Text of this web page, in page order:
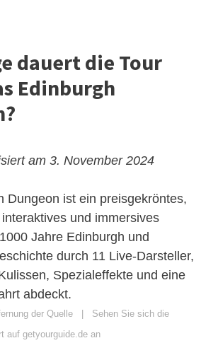
dauert die Tour
Edinburgh
am 3. November 2024
Dungeon ist ein preisgekröntes,
und immersives
Jahre Edinburgh und
durch 11 Live-Darsteller,
Spezialeffekte und eine
abdeckt.
der Quelle
Sehen Sie sich die
auf getyourguide.de an